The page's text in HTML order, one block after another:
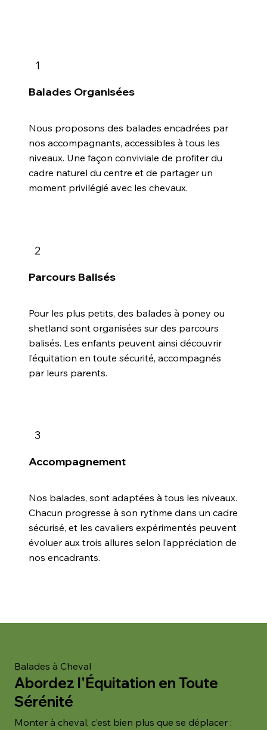
1
Balades Organisées
Nous proposons des balades encadrées par
nos accompagnants, accessibles à tous les
niveaux. Une façon conviviale de profiter du
cadre naturel du centre et de partager un
moment privilégié avec les chevaux.
2
Parcours Balisés
Pour les plus petits, des balades à poney ou
shetland sont organisées sur des parcours
balisés. Les enfants peuvent ainsi découvrir
l’équitation en toute sécurité, accompagnés
par leurs parents.
3
Accompagnement
Nos balades, sont adaptées à tous les niveaux.
Chacun progresse à son rythme dans un cadre
sécurisé, et les cavaliers expérimentés peuvent
évoluer aux trois allures selon l’appréciation de
nos encadrants.
Balades à Cheval
Abordez l'Équitation en Toute
Sérénité
Monter à cheval, c’est bien plus que se déplacer :